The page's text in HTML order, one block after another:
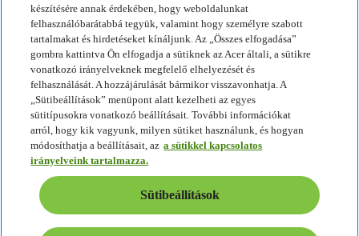
Fenntarthatóság
Fenntarthatóság
Vállalati társadalmi felelősségvállalás
A termékek ökológiai lábnyoma
Project Humanity
Earthion
Adatvédelmi szabályzat
Sütikkel kapcsolatos irányelvek
Jogi nyilatkozat
További jogi információ
Akadálymentességre vonatkozó irányelvek
Sütibeállítások
Magyarország - Magyar
készítésére annak érdekében, hogy weboldalunkat
felhasználóbarátabbá tegyük, valamint hogy személyre szabott
tartalmakat és hirdetéseket kínáljunk. Az „Összes elfogadása”
gombra kattintva Ön elfogadja a sütiknek az Acer általi, a sütikre
vonatkozó irányelveknek megfelelő elhelyezését és
felhasználását. A hozzájárulását bármikor visszavonhatja. A
„Sütibeállítások” menüpont alatt kezelheti az egyes
sütitípusokra vonatkozó beállításait. További információkat
arról, hogy kik vagyunk, milyen sütiket használunk, és hogyan
módosíthatja a beállításait, az a sütikkel kapcsolatos
irányelveink tartalmazza.
Sütibeállítások